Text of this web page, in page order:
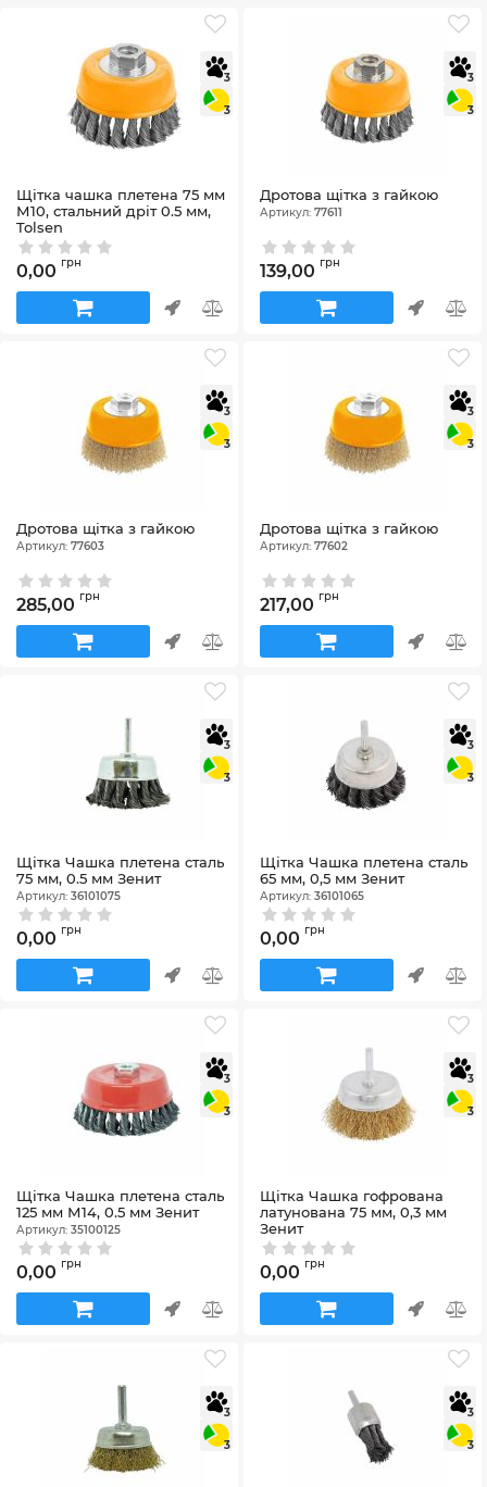
3
3
Щітка чашка плетена 75 мм
М10, стальний дріт 0.5 мм,
Tolsen
Артикул:77610
0,00 грн
3
3
Дротова щітка з гайкою
Артикул: 77611
139,00 грн
3
3
Дротова щітка з гайкою
Артикул: 77603
285,00 грн
3
3
Дротова щітка з гайкою
Артикул: 77602
217,00 грн
3
3
Щітка Чашка плетена сталь
75 мм, 0.5 мм Зенит
Артикул: 36101075
0,00 грн
3
3
Щітка Чашка плетена сталь
65 мм, 0,5 мм Зенит
Артикул: 36101065
0,00 грн
3
3
Щітка Чашка плетена сталь
125 мм М14, 0.5 мм Зенит
Артикул: 35100125
0,00 грн
3
3
Щітка Чашка гофрована
латунована 75 мм, 0,3 мм
Зенит
Артикул:36201075
0,00 грн
3
3
3
3